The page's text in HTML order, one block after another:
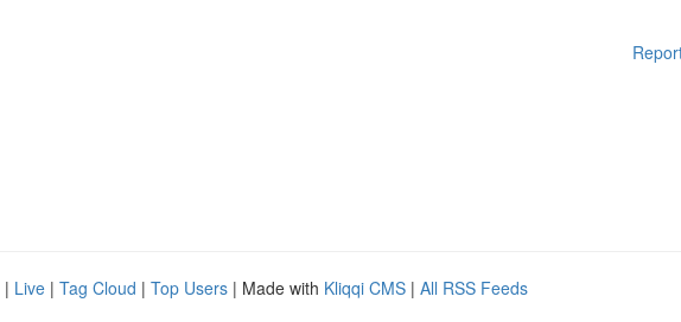
| Live | Tag Cloud | Top Users | Made with Kliqqi CMS | All RSS Feeds